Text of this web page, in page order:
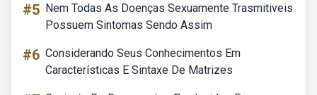
#5 Nem Todas As Doenças Sexuamente Trasmitiveis
Possuem Sintomas Sendo Assim
#6 Considerando Seus Conhecimentos Em
Características E Sintaxe De Matrizes